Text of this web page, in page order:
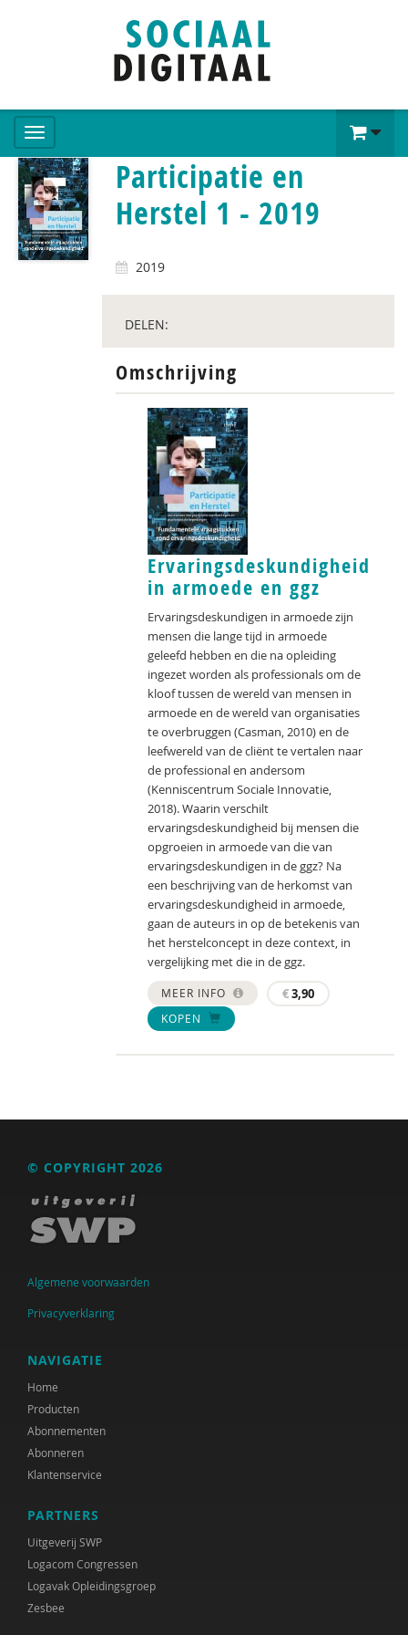
Participatie en
Herstel 1 - 2019
2019
DELEN:
Omschrijving
Ervaringsdeskundigheid
in armoede en ggz
Ervaringsdeskundigen in armoede zijn
mensen die lange tijd in armoede
geleefd hebben en die na opleiding
ingezet worden als professionals om de
kloof tussen de wereld van mensen in
armoede en de wereld van organisaties
te overbruggen (Casman, 2010) en de
leefwereld van de cliënt te vertalen naar
de professional en andersom
(Kenniscentrum Sociale Innovatie,
2018). Waarin verschilt
ervaringsdeskundigheid bij mensen die
opgroeien in armoede van die van
ervaringsdeskundigen in de ggz? Na
een beschrijving van de herkomst van
ervaringsdeskundigheid in armoede,
gaan de auteurs in op de betekenis van
het herstelconcept in deze context, in
vergelijking met die in de ggz.
MEER INFO €3,90
KOPEN
© COPYRIGHT 2026
Algemene voorwaarden
Privacyverklaring
NAVIGATIE
Home
Producten
Abonnementen
Abonneren
Klantenservice
PARTNERS
Uitgeverij SWP
Logacom Congressen
Logavak Opleidingsgroep
Zesbee